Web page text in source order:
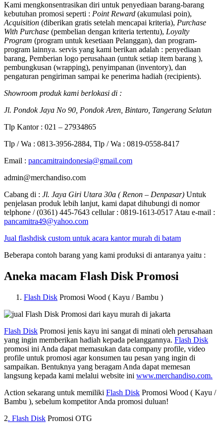
Kami mengkonsentrasikan diri untuk penyediaan barang-barang
kebutuhan promosi seperti : Point Reward (akumulasi poin),
Acquisition (diberikan gratis setelah mencapai kriteria), Purchase
With Purchase (pembelian dengan kriteria tertentu), Loyalty
Program (program untuk kesetiaan Pelanggan), dan program-
program lainnya. servis yang kami berikan adalah : penyediaan
barang, Pemberian logo perusahaan (untuk setiap item barang ),
pembungkusan (wrapping), penyimpanan (inventory), dan
pengaturan pengiriman sampai ke penerima hadiah (recipients).
Showroom produk kami berlokasi di :
Jl. Pondok Jaya No 90, Pondok Aren, Bintaro, Tangerang Selatan
Tlp Kantor : 021 – 27934865
Tlp / Wa : 0813-3956-2884, Tlp / Wa : 0819-0558-8417
Email : pancamitraindonesia@gmail.com
admin@merchandiso.com
Cabang di : Jl. Jaya Giri Utara 30a ( Renon – Denpasar) Untuk
penjelasan produk lebih lanjut, kami dapat dihubungi di nomor
telphone / (0361) 445-7643 cellular : 0819-1613-0517 Atau e-mail :
pancamitra49@yahoo.com
Jual flashdisk custom untuk acara kantor murah di batam
Beberapa contoh barang yang kami produksi di antaranya yaitu :
Aneka macam Flash Disk Promosi
Flash Disk Promosi Wood ( Kayu / Bambu )
Flash Disk Promosi jenis kayu ini sangat di minati oleh perusahaan
yang ingin memberikan hadiah kepada pelanggannya. Flash Disk
promosi ini Anda dapat memasukan data company profile, video
profile untuk promosi agar konsumen tau pesan yang ingin di
sampaikan. Bentuknya yang beragam Anda dapat memesan
langsung kepada kami melalui website ini www.merchandiso.com.
Action sekarang untuk memiliki Flash Disk Promosi Wood ( Kayu /
Bambu ), sebelum kompetitor Anda promosi duluan!
2. Flash Disk Promosi OTG